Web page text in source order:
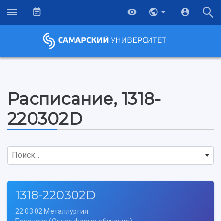
Расписание, 1318-
220302D
Поиск...
1318-220302D
22.03.02 Металлургия